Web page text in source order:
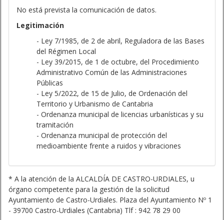
No está prevista la comunicación de datos.
Legitimación
- Ley 7/1985, de 2 de abril, Reguladora de las Bases
del Régimen Local
- Ley 39/2015, de 1 de octubre, del Procedimiento
Administrativo Común de las Administraciones
Públicas
- Ley 5/2022, de 15 de Julio, de Ordenación del
Territorio y Urbanismo de Cantabria
- Ordenanza municipal de licencias urbanísticas y su
tramitación
- Ordenanza municipal de protección del
medioambiente frente a ruidos y vibraciones
* A la atención de la ALCALDÍA DE CASTRO-URDIALES, u
órgano competente para la gestión de la solicitud
Ayuntamiento de Castro-Urdiales. Plaza del Ayuntamiento Nº 1
- 39700 Castro-Urdiales (Cantabria) Tlf : 942 78 29 00